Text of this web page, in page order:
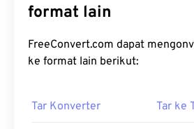
format lain
FreeConvert.com dapat mengonversi file
ke format lain berikut:
Tar Konverter Tar ke